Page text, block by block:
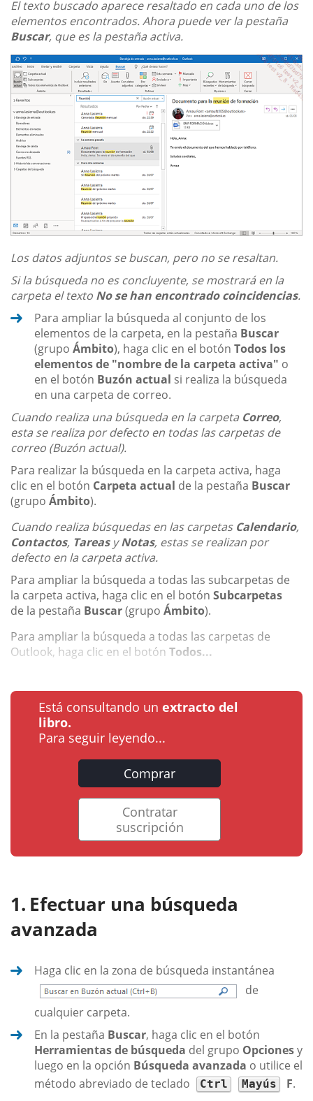
El texto buscado aparece resaltado en cada uno de los
elementos encontrados. Ahora puede ver la pestaña
Buscar, que es la pestaña activa.
Los datos adjuntos se buscan, pero no se resaltan.
Si la búsqueda no es concluyente, se mostrará en la
carpeta el texto No se han encontrado coincidencias.
Para ampliar la búsqueda al conjunto de los
elementos de la carpeta, en la pestaña Buscar
(grupo Ámbito), haga clic en el botón Todos los
elementos de "nombre de la carpeta activa" o
en el botón Buzón actual si realiza la búsqueda
en una carpeta de correo.
Cuando realiza una búsqueda en la carpeta Correo,
esta se realiza por defecto en todas las carpetas de
correo (Buzón actual).
Para realizar la búsqueda en la carpeta activa, haga
clic en el botón Carpeta actual de la pestaña Buscar
(grupo Ámbito).
Cuando realiza búsquedas en las carpetas Calendario,
Contactos, TareasyNotas, estas se realizan por
defecto en la carpeta activa.
Para ampliar la búsqueda a todas las subcarpetas de
la carpeta activa, haga clic en el botón Subcarpetas
de la pestaña Buscar(grupo Ámbito).
Para ampliar la búsqueda a todas las carpetas de
Outlook, haga clic en el botón Todos...
Está consultando un extracto del
libro.
Para seguir leyendo...
Comprar
Contratar
suscripción
Efectuar una búsqueda
avanzada
Haga clic en la zona de búsqueda instantánea
de
cualquier carpeta.
En la pestaña Buscar, haga clic en el botón
Herramientas de búsqueda del grupo Opcionesy
luego en la opción Búsqueda avanzada o utilice el
método abreviado de teclado
Ctrl Mayús F.